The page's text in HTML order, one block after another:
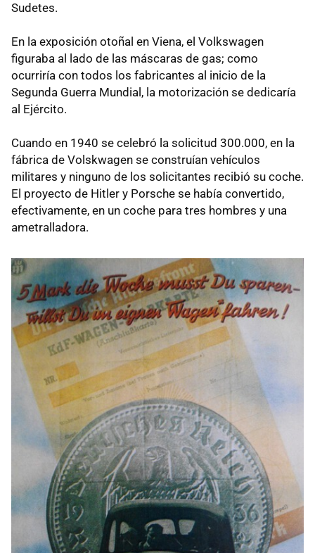
Sudetes.
En la exposición otoñal en Viena, el Volkswagen
figuraba al lado de las máscaras de gas; como
ocurriría con todos los fabricantes al inicio de la
Segunda Guerra Mundial, la motorización se dedicaría
al Ejército.
Cuando en 1940 se celebró la solicitud 300.000, en la
fábrica de Volskwagen se construían vehículos
militares y ninguno de los solicitantes recibió su coche.
El proyecto de Hitler y Porsche se había convertido,
efectivamente, en un coche para tres hombres y una
ametralladora.